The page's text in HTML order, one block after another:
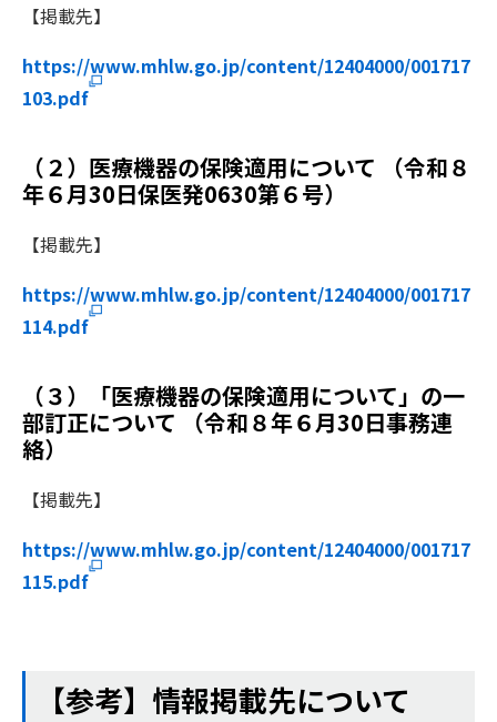
【掲載先】
https://www.mhlw.go.jp/content/12404000/001717
103.pdf
（２）医療機器の保険適用について （令和８
年６月30日保医発0630第６号）
【掲載先】
https://www.mhlw.go.jp/content/12404000/001717
114.pdf
（３）「医療機器の保険適用について」の一
部訂正について （令和８年６月30日事務連
絡）
【掲載先】
https://www.mhlw.go.jp/content/12404000/001717
115.pdf
【参考】情報掲載先について